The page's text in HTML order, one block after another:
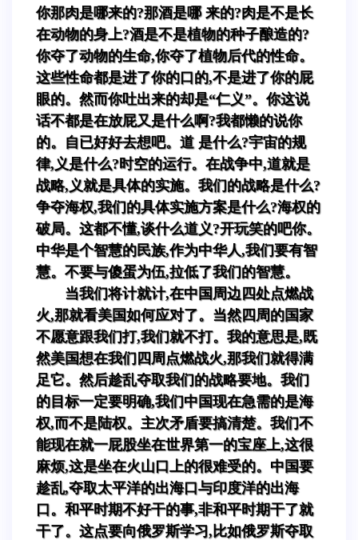
你那肉是哪来的?那酒是哪 来的?肉是不是长
在动物的身上?酒是不是植物的种子酿造的?
你夺了动物的生命,你夺了植物后代的性命。
这些性命都是进了你的口的,不是进了你的屁
眼的。然而你吐出来的却是“仁义”。你这说
话不都是在放屁又是什么啊?我都懒的说你
的。自已好好去想吧。道 是什么?宇宙的规
律,义是什么?时空的运行。在战争中,道就是
战略,义就是具体的实施。我们的战略是什么?
争夺海权,我们的具体实施方案是什么?海权的
破局。这都不懂,谈什么道义?开玩笑的吧你。
中华是个智慧的民族,作为中华人,我们要有智
慧。不要与傻蛋为伍,拉低了我们的智慧。
当我们将计就计,在中国周边四处点燃战
火,那就看美国如何应对了。当然四周的国家
不愿意跟我们打,我们就不打。我的意思是,既
然美国想在我们四周点燃战火,那我们就得满
足它。然后趁乱夺取我们的战略要地。我们
的目标一定要明确,我们中国现在急需的是海
权,而不是陆权。主次矛盾要搞清楚。我们不
能现在就一屁股坐在世界第一的宝座上,这很
麻烦,这是坐在火山口上的很难受的。中国要
趁乱,夺取太平洋的出海口与印度洋的出海
口。和平时期不好干的事,非和平时期干了就
干了。这点要向俄罗斯学习,比如俄罗斯夺取